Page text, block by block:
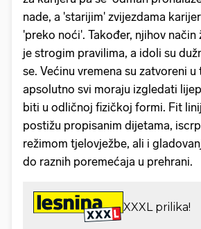
nade, a 'starijim' zvijezdama
'preko noći'. Također, njihov
je strogim pravilima, a idoli su
se. Većinu vremena su zatvoreni
apsolutno svi moraju izgledati
biti u odličnoj fizičkoj formi. Fit
postižu propisanim dijetama,
režimom tjelovježbe, ali i
do raznih poremećaja u prehrani.